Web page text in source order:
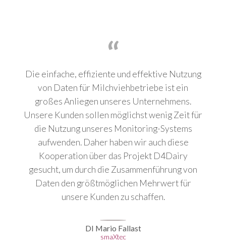
Die einfache, effiziente und effektive Nutzung
von Daten für Milchviehbetriebe ist ein
großes Anliegen unseres Unternehmens.
Unsere Kunden sollen möglichst wenig Zeit für
die Nutzung unseres Monitoring-Systems
aufwenden. Daher haben wir auch diese
Kooperation über das Projekt D4Dairy
gesucht, um durch die Zusammenführung von
Daten den größtmöglichen Mehrwert für
unsere Kunden zu schaffen.
DI Mario Fallast
smaXtec